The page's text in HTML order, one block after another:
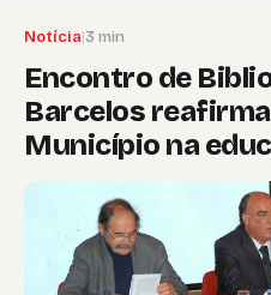
Notícia|3 min
Encontro de
Barcelos
Município na